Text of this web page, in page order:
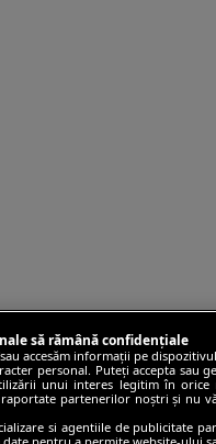
să rămână confidențiale
accesăm informații pe
personal. Puteți accepta sau
unui interes legitim în
partenerilor noștri și nu
si agentiile de publicitate